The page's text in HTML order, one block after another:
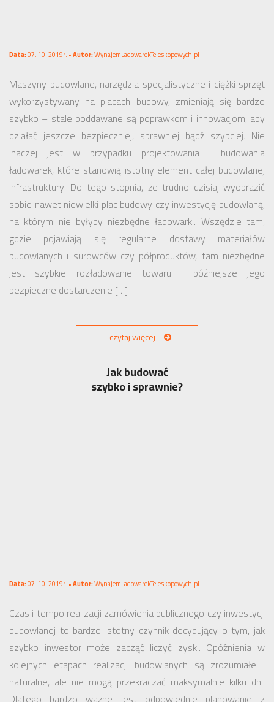
Data:07. 10. 2019r. •Autor:WynajemLadowarekTeleskopowych.pl
Maszyny budowlane, narzędzia specjalistyczne i ciężki sprzęt
wykorzystywany na placach budowy, zmieniają się bardzo
szybko – stale poddawane są poprawkom i innowacjom, aby
działać jeszcze bezpieczniej, sprawniej bądź szybciej. Nie
inaczej jest w przypadku projektowania i budowania
ładowarek, które stanowią istotny element całej budowlanej
infrastruktury. Do tego stopnia, że trudno dzisiaj wyobrazić
sobie nawet niewielki plac budowy czy inwestycję budowlaną,
na którym nie byłyby niezbędne ładowarki. Wszędzie tam,
gdzie pojawiają się regularne dostawy materiałów
budowlanych i surowców czy półproduktów, tam niezbędne
jest szybkie rozładowanie towaru i późniejsze jego
bezpieczne dostarczenie […]
czytaj więcej
Jak budować
szybko i sprawnie?
Data:07. 10. 2019r. •Autor:WynajemLadowarekTeleskopowych.pl
Czas i tempo realizacji zamówienia publicznego czy inwestycji
budowlanej to bardzo istotny czynnik decydujący o tym, jak
szybko inwestor może zacząć liczyć zyski. Opóźnienia w
kolejnych etapach realizacji budowlanych są zrozumiałe i
naturalne, ale nie mogą przekraczać maksymalnie kilku dni.